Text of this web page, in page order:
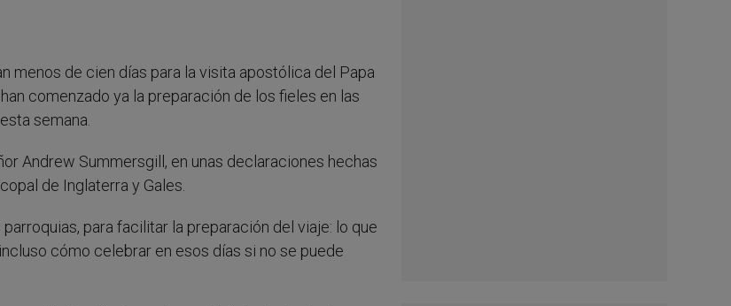
menos de cien días para la visita apostólica del Papa
comenzado ya la preparación de los fieles en las
semana.
Andrew Summersgill, en unas declaraciones hechas
de Inglaterra y Gales.
para facilitar la preparación del viaje: lo que
cómo celebrar en esos días si no se puede